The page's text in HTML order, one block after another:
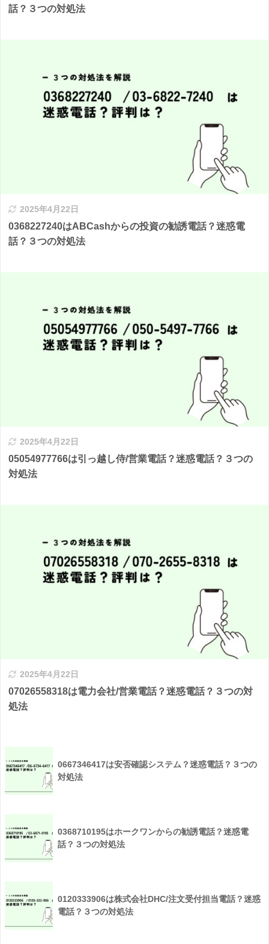
話？３つの対処法
2025年4月22日
0368227240はABCashからの投資の勧誘電話？迷惑電
話？３つの対処法
2025年4月22日
05054977766は引っ越し侍/営業電話？迷惑電話？３つの
対処法
2025年4月22日
07026558318は電力会社/営業電話？迷惑電話？３つの対
処法
0667346417は安否確認システム？迷惑電話？３つの
対処法
0368710195はホークワンからの勧誘電話？迷惑電
話？３つの対処法
0120333906は株式会社DHC/注文受付担当電話？迷惑
電話？３つの対処法